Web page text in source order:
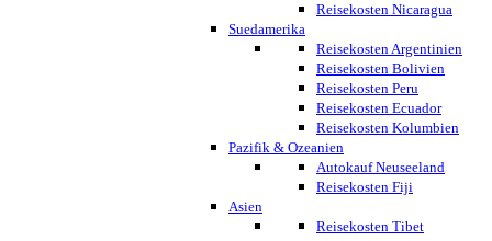
Reisekosten Nicaragua
Suedamerika
Reisekosten Argentinien
Reisekosten Bolivien
Reisekosten Peru
Reisekosten Ecuador
Reisekosten Kolumbien
Pazifik & Ozeanien
Autokauf Neuseeland
Reisekosten Fiji
Asien
Reisekosten Tibet